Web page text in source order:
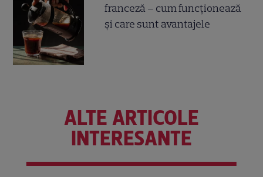
franceză – cum funcționează
și care sunt avantajele
ALTE ARTICOLE
INTERESANTE